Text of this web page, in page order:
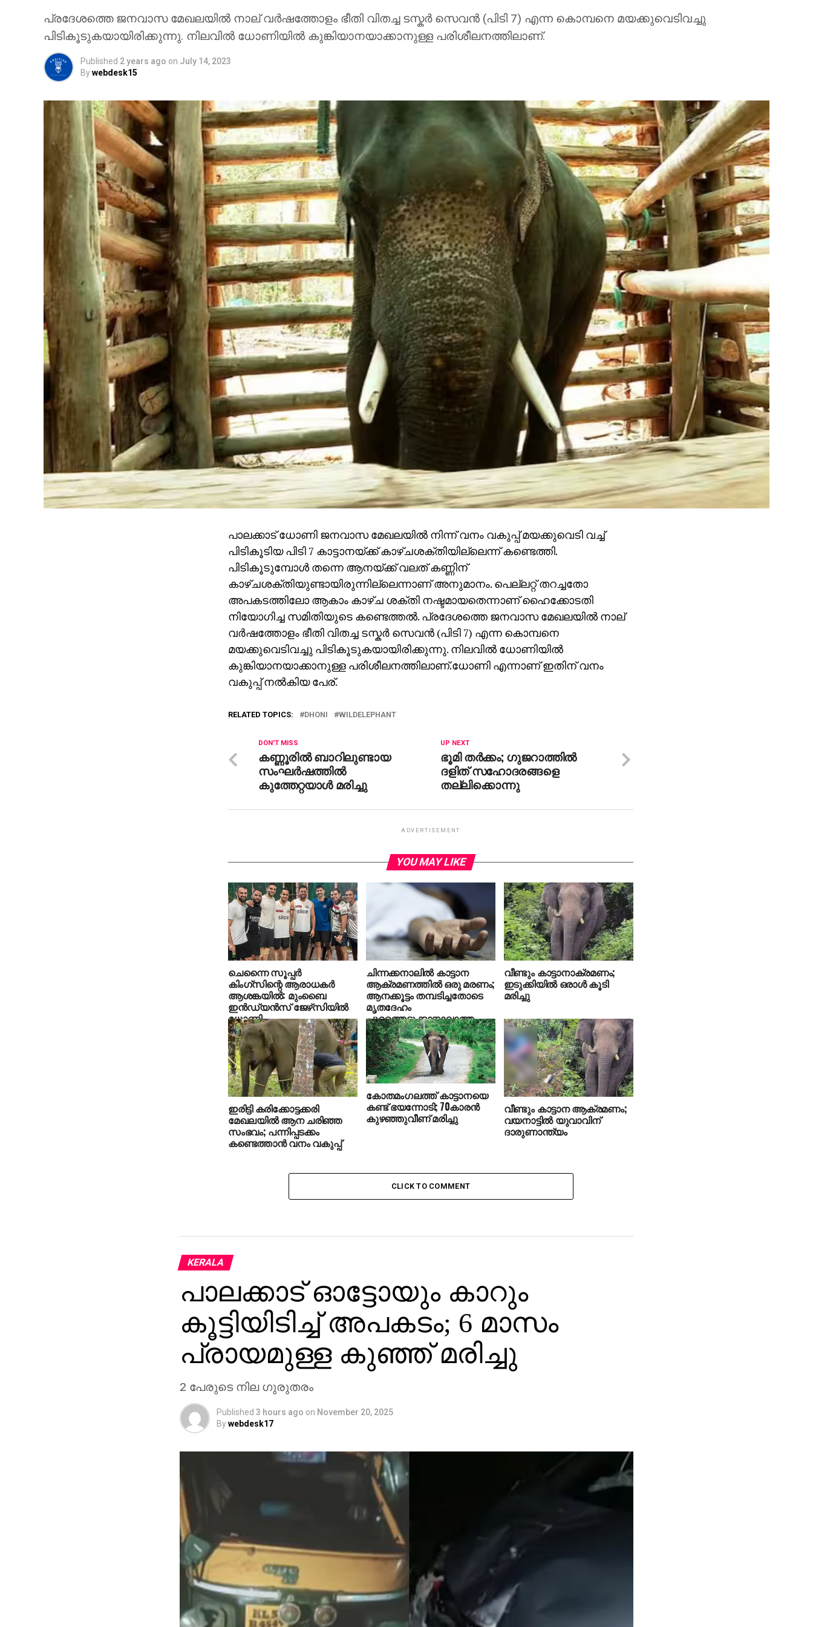
പ്രദേശത്തെ ജനവാസ മേഖലയിൽ നാല് വർഷത്തോളം ഭീതി വിതച്ച ടസ്കർ സെവൻ (പിടി 7) എന്ന കൊമ്പനെ മയക്കുവെടിവച്ചു
പിടികൂടുകയായിരിക്കുന്നു. നിലവിൽ ധോണിയിൽ കുങ്കിയാനയാക്കാനുള്ള പരിശീലനത്തിലാണ്.
Published 2 years ago on July 14, 2023
Bywebdesk15
പാലക്കാട് ധോണി ജനവാസ മേഖലയിൽ നിന്ന് വനം വകുപ്പ് മയക്കുവെടി വച്ച്
പിടികൂടിയ പിടി 7 കാട്ടാനയ്ക്ക് കാഴ്ചശക്തിയില്ലെന്ന് കണ്ടെത്തി.
പിടികൂടുമ്പോൾ തന്നെ ആനയ്ക്ക് വലത് കണ്ണിന്
കാഴ്ചശക്തിയുണ്ടായിരുന്നില്ലെന്നാണ് അനുമാനം. പെല്ലറ്റ് തറച്ചതോ
അപകടത്തിലോ ആകാം കാഴ്ച ശക്തി നഷ്ടമായതെന്നാണ് ഹൈക്കോടതി
നിയോഗിച്ച സമിതിയുടെ കണ്ടെത്തൽ. പ്രദേശത്തെ ജനവാസ മേഖലയിൽ നാല്
വർഷത്തോളം ഭീതി വിതച്ച ടസ്കർ സെവൻ (പിടി 7) എന്ന കൊമ്പനെ
മയക്കുവെടിവച്ചു പിടികൂടുകയായിരിക്കുന്നു. നിലവിൽ ധോണിയിൽ
കുങ്കിയാനയാക്കാനുള്ള പരിശീലനത്തിലാണ്.ധോണി എന്നാണ് ഇതിന് വനം
വകുപ്പ് നൽകിയ പേര്.
RELATED TOPICS: DHONI WILDELEPHANT
UP NEXT
ഭൂമി തര്‍ക്കം; ഗുജറാത്തില്‍
ദളിത് സഹോദരങ്ങളെ
തല്ലിക്കൊന്നു
DON'T MISS
കണ്ണൂരില്‍ ബാറിലുണ്ടായ
സംഘര്‍ഷത്തില്‍
കുത്തേറ്റയാള്‍ മരിച്ചു
ADVERTISEMENT
YOU MAY LIKE
ചെന്നൈ സൂപ്പര്‍
കിംഗ്‌സിന്റെ ആരാധകര്‍
ആശങ്കയില്‍: മുംബൈ
ഇന്‍ഡ്യന്‍സ് ജേഴ്‌സിയില്‍
ധോണി
ചിന്നക്കനാലില്‍ കാട്ടാന
ആക്രമണത്തില്‍ ഒരു മരണം;
ആനക്കൂട്ടം തമ്പടിച്ചതോടെ
മൃതദേഹം
പുറത്തെടുക്കാനാവാത്ത
സാഹചര്യം
വീണ്ടും കാട്ടാനാക്രമണം;
ഇടുക്കിയില്‍ ഒരാള്‍ കൂടി
മരിച്ചു
ഇരിട്ടി കരിക്കോട്ടക്കരി
മേഖലയില്‍ ആന ചരിഞ്ഞ
സംഭവം; പന്നിപ്പടക്കം
കണ്ടെത്താന്‍ വനം വകുപ്പ്
കോതമംഗലത്ത് കാട്ടാനയെ
കണ്ട് ഭയന്നോടി; 70കാരന്‍
കുഴഞ്ഞുവീണ് മരിച്ചു
വീണ്ടും കാട്ടാന ആക്രമണം;
വയനാട്ടില്‍ യുവാവിന്
ദാരുണാന്ത്യം
CLICK TO COMMENT
KERALA
പാലക്കാട് ഓട്ടോയും കാറും
കൂട്ടിയിടിച്ച് അപകടം; 6 മാസം
പ്രായമുള്ള കുഞ്ഞ് മരിച്ചു
2 പേരുടെ നില ഗുരുതരം
Published 3 hours ago on November 20, 2025
Bywebdesk17